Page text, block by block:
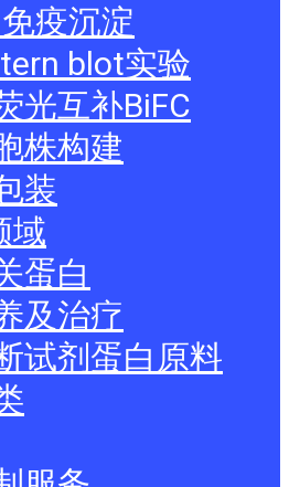
疫沉淀
blot实验
光互补BiFC
株构建
装
域
蛋白
及治疗
试剂蛋白原料